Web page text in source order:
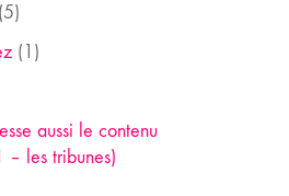
(1)
aussi le contenu
– les tribunes)